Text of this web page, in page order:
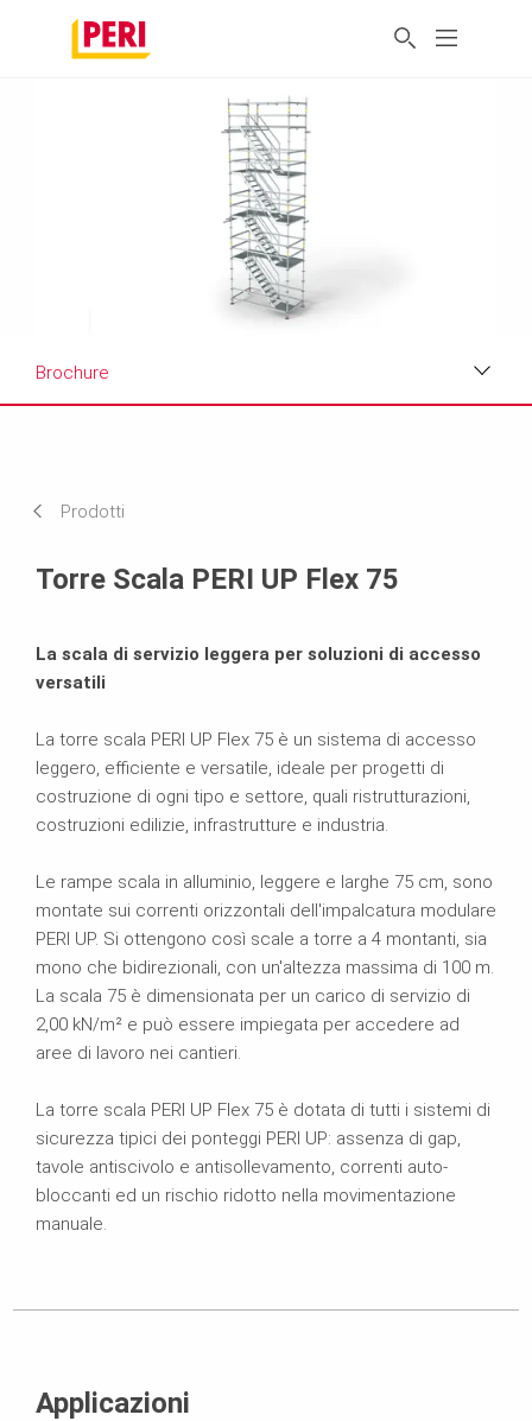
Brochure
Prodotti
Torre Scala PERI UP Flex 75
La scala di servizio leggera per soluzioni di accesso
versatili
La torre scala PERI UP Flex 75 è un sistema di accesso
leggero, efficiente e versatile, ideale per progetti di
costruzione di ogni tipo e settore, quali ristrutturazioni,
costruzioni edilizie, infrastrutture e industria.
Le rampe scala in alluminio, leggere e larghe 75 cm, sono
montate sui correnti orizzontali dell'impalcatura modulare
PERI UP. Si ottengono così scale a torre a 4 montanti, sia
mono che bidirezionali, con un'altezza massima di 100 m.
La scala 75 è dimensionata per un carico di servizio di
2,00 kN/m² e può essere impiegata per accedere ad
aree di lavoro nei cantieri.
La torre scala PERI UP Flex 75 è dotata di tutti i sistemi di
sicurezza tipici dei ponteggi PERI UP: assenza di gap,
tavole antiscivolo e antisollevamento, correnti auto-
bloccanti ed un rischio ridotto nella movimentazione
manuale.
Applicazioni